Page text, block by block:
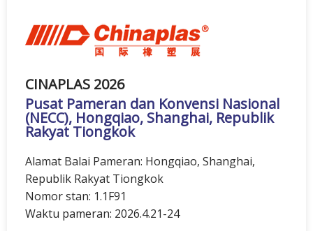
CINAPLAS 2026
Pusat Pameran dan Konvensi Nasional
(NECC), Hongqiao, Shanghai, Republik
Rakyat Tiongkok
Alamat Balai Pameran: Hongqiao, Shanghai,
Republik Rakyat Tiongkok
Nomor stan: 1.1F91
Waktu pameran: 2026.4.21-24